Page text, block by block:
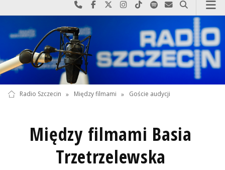
Najlepiej po prostu do nas zadzwoń
Odwiedź nas na Facebook-u
Odwiedź nas na X
Odwiedź nas na Instagram-ie
Odwiedź nas na TikTok-u
Szukaj nas na Spotify
Wyślij do nas
Szukaj
Radio Szczecin » Między filmami » Goście audycji
Między filmami Basia
Trzetrzelewska